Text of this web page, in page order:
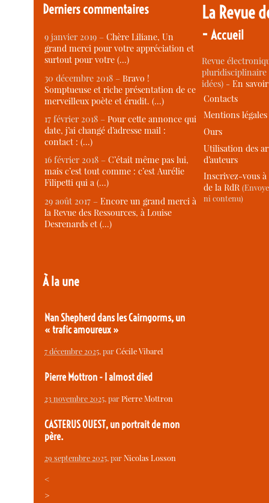
Derniers commentaires
9 janvier 2019 –Chère Liliane, Un
grand merci pour votre appréciation et
surtout pour votre (…)
30 décembre 2018 –Bravo !
Somptueuse et riche présentation de ce
merveilleux poète et érudit. (…)
17 février 2018 –Pour cette annonce qui
date, j’ai changé d’adresse mail :
contact : (…)
16 février 2018 –C’était même pas lui,
mais c’est tout comme : c’est Aurélie
Filipetti qui a (…)
29 août 2017 –Encore un grand merci à
la Revue des Ressources, à Louise
Desrenards et (…)
À la une
Nan Shepherd dans les Cairngorms, un
« trafic amoureux »
7 décembre 2025, parCécile Vibarel
Pierre Mottron - I almost died
23 novembre 2025, parPierre Mottron
CASTERUS OUEST, un portrait de mon
père.
29 septembre 2025, parNicolas Losson
<
>
La Revue
-Accueil
Revue
idées) -En
Contacts
Mentions légales
Ours
Utilisation des
d’auteurs
Inscrivez-vous
de la RdR
ni contenu)